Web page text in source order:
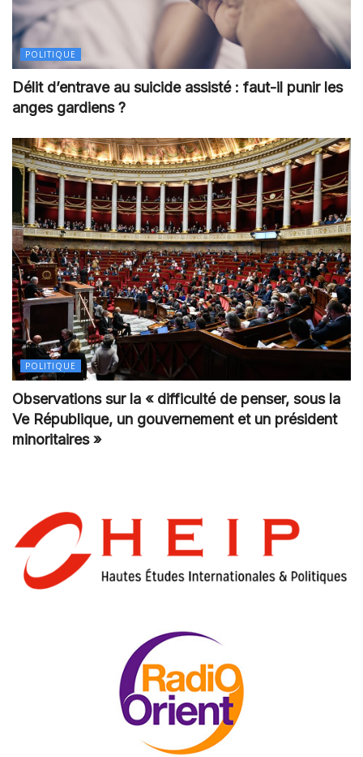
POLITIQUE
Délit d’entrave au suicide assisté : faut-il punir les
anges gardiens ?
POLITIQUE
Observations sur la « difficulté de penser, sous la
Ve République, un gouvernement et un président
minoritaires »